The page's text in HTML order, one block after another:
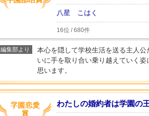
八星 こはく
16位 / 680件
編集部より
本心を隠して学校生活を送る主人
いに手を取り合い乗り越えていく
思います。
わたしの婚約者は学園の